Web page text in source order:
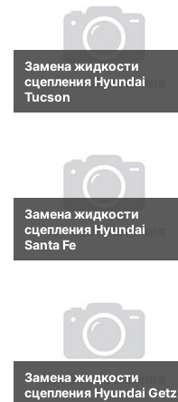
Замена жидкости
сцепления Hyundai
Tucson
Замена жидкости
сцепления Hyundai
Santa Fe
Замена жидкости
сцепления Hyundai Getz